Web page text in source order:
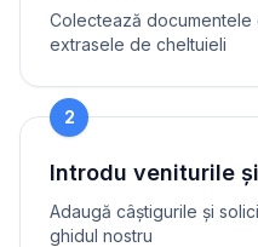
Colectează documentele
extrasele de cheltuieli
2
Introdu veniturile
Adaugă câștigurile și
ghidul nostru